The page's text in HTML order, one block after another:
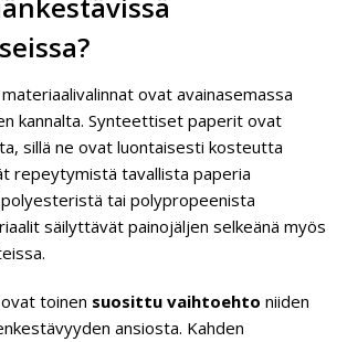
ovat avainasemassa
kannalta. Synteettiset paperit ovat
sillä ne ovat luontaisesti kosteutta
repeytymistä tavallista paperia
tai polypropeenista
säilyttävät painojäljen selkeänä myös
toinen suosittu vaihtoehto niiden
ansiosta. Kahden